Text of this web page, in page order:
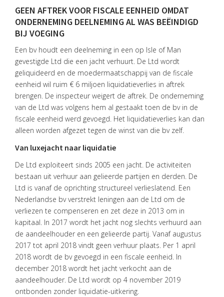
OVER
VISIE
ONS
TEAM
VACATURES
CONTACT
GEEN AFTREK VOOR FISCALE EENHEID OMDAT
ONDERNEMING DEELNEMING AL WAS BEËINDIGD
BIJ VOEGING
Een bv houdt een deelneming in een op Isle of Man
gevestigde Ltd die een jacht verhuurt. De Ltd wordt
geliquideerd en de moedermaatschappij van de fiscale
eenheid wil ruim € 6 miljoen liquidatieverlies in aftrek
brengen. De inspecteur weigert de aftrek. De onderneming
van de Ltd was volgens hem al gestaakt toen de bv in de
fiscale eenheid werd gevoegd. Het liquidatieverlies kan dan
alleen worden afgezet tegen de winst van die bv zelf.
Van luxejacht naar liquidatie
De Ltd exploiteert sinds 2005 een jacht. De activiteiten
bestaan uit verhuur aan gelieerde partijen en derden. De
Ltd is vanaf de oprichting structureel verlieslatend. Een
Nederlandse bv verstrekt leningen aan de Ltd om de
verliezen te compenseren en zet deze in 2013 om in
kapitaal. In 2017 wordt het jacht nog slechts verhuurd aan
de aandeelhouder en een gelieerde partij. Vanaf augustus
2017 tot april 2018 vindt geen verhuur plaats. Per 1 april
2018 wordt de bv gevoegd in een fiscale eenheid. In
december 2018 wordt het jacht verkocht aan de
aandeelhouder. De Ltd wordt op 4 november 2019
ontbonden zonder liquidatie-uitkering.